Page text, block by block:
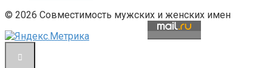
© 2026 Совместимость мужских и женских имен